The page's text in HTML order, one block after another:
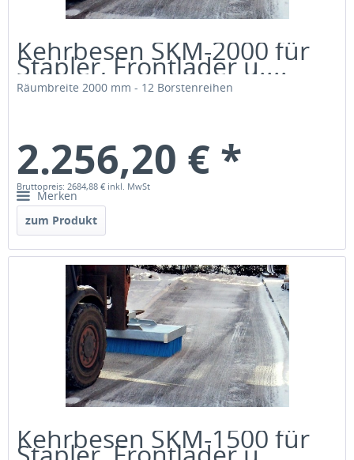
Kehrbesen SKM-2000 für
Stapler, Frontlader u....
Räumbreite 2000 mm - 12 Borstenreihen
2.256,20 € *
Bruttopreis: 2684,88 € inkl. MwSt
Merken
zum Produkt
Kehrbesen SKM-1500 für